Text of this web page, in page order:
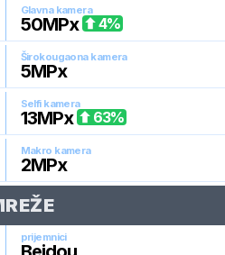
Glavna kamera
50MPx 4%
Širokougaona kamera
5MPx
Selfi kamera
13MPx 63%
Makro kamera
2MPx
prijemnici